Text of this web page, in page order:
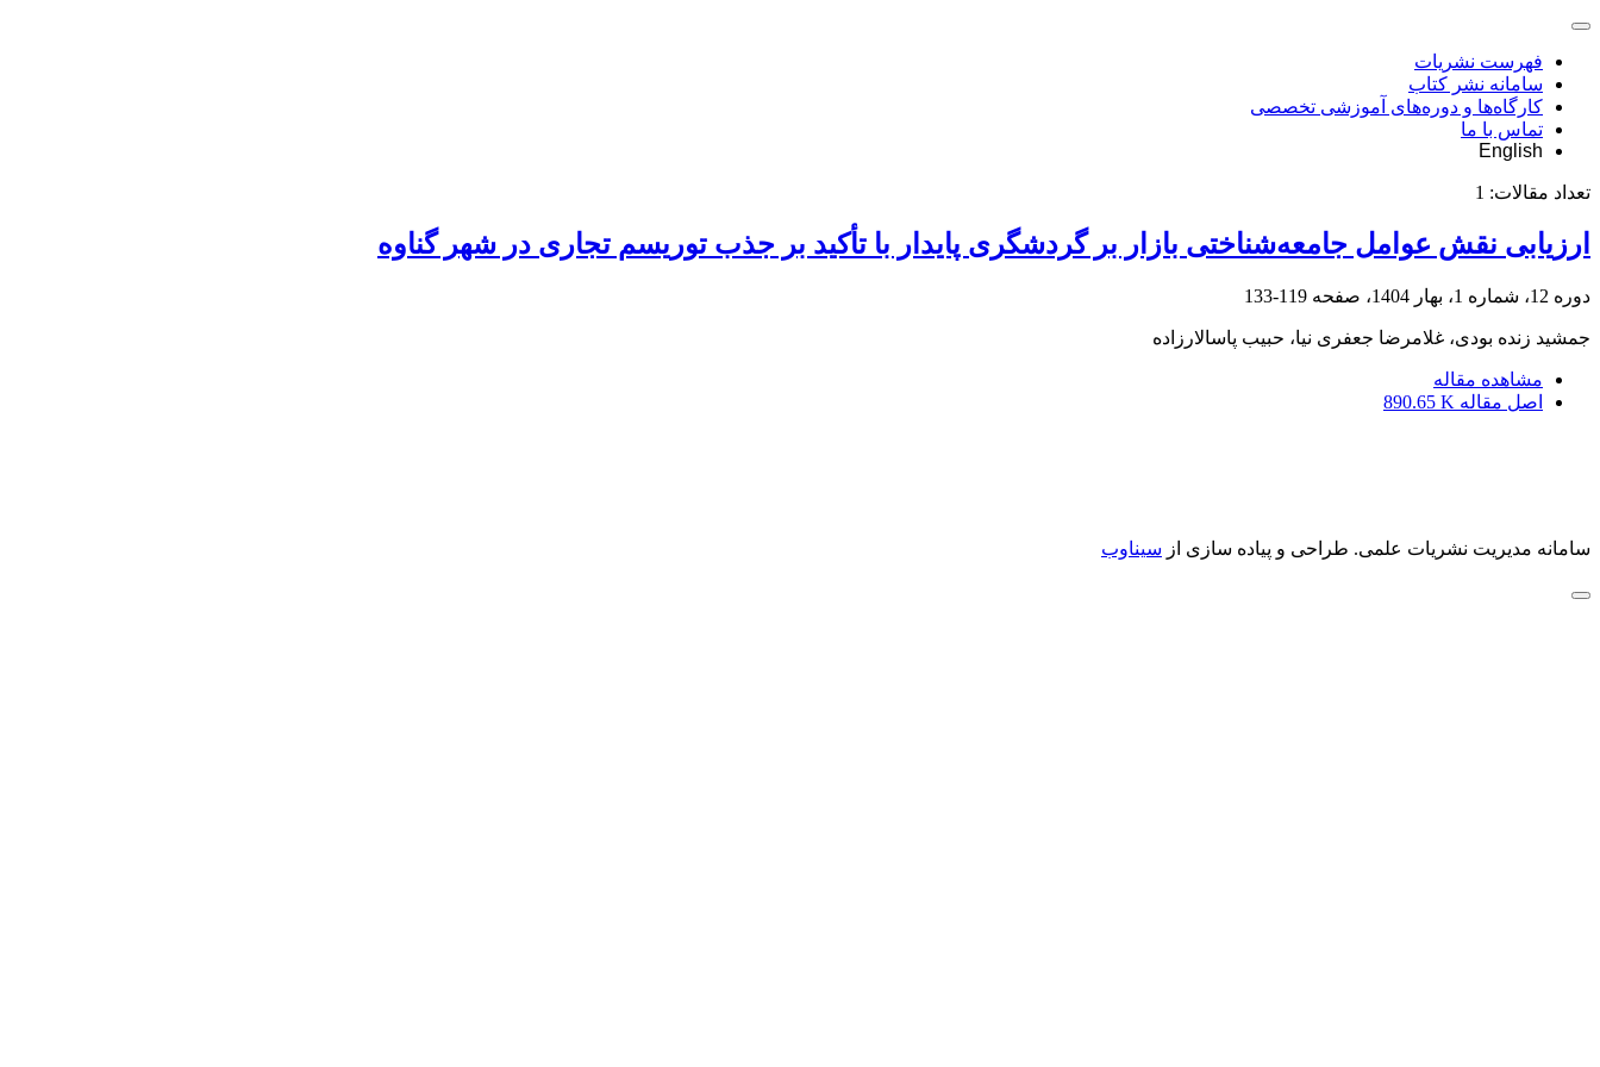
فهرست نشریات
سامانه نشر کتاب
کارگاه‌ها و دوره‌های آموزشی تخصصی
تماس با ما
English
تعداد مقالات: 1
ارزیابی نقش عوامل جامعه‌شناختی بازار بر گردشگری پایدار با تأکید بر جذب توریسم تجاری در شهر گناوه
دوره 12، شماره 1، بهار 1404، صفحه 119-133
جمشید زنده بودی، غلامرضا جعفری نیا، حبیب پاسالارزاده
مشاهده مقاله
اصل مقاله 890.65 K
سامانه مدیریت نشریات علمی. طراحی و پیاده سازی از سیناوب